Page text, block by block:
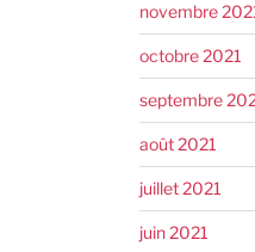
novembre
octobre 2021
septembre
août 2021
juillet 2021
juin 2021